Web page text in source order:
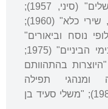
": "משלים" (סיני, 1957);
בחתימת "אלמוני": "בהיחלק לילה, שירי כלא" (1960);
נוסח וביאורים"
(1964); "שירת הקודש העברית בימי הביניים" (1975;
שנייה ומורחבת, 2007); "היוצרות בהתהוותם
"תפילה ומנהגי תפילה
ארץ-ישראליים בתקופת הגניזה" (1988); "משלי סעיד בן